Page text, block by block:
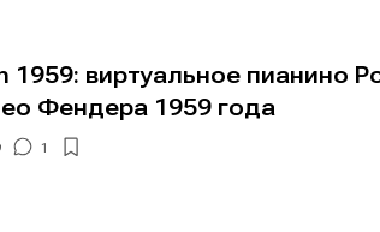
1959: виртуальное пианино
Фендера 1959 года
1